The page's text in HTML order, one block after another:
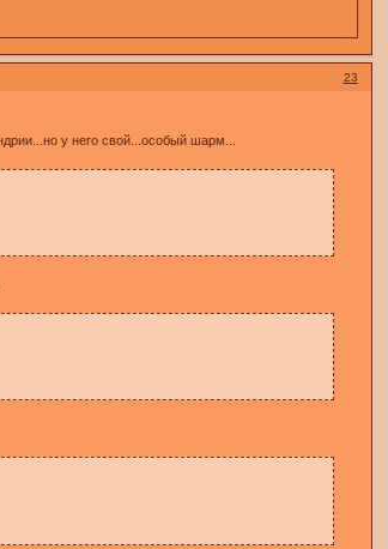
23
у него свой...особый шарм...